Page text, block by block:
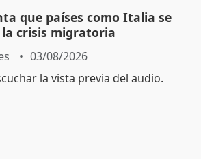
que países como Italia se
crisis migratoria
03/08/2026